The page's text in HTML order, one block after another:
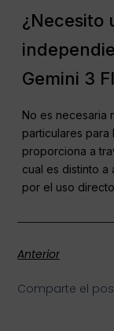
¿Necesito
Gemini 3
No es necesaria
particulares para
proporciona a
cual es distinto
por el uso
Anterior
Comparte el